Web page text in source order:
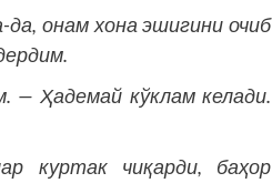
да, онам хона эшигини очиб
— Ҳадемай кўклам келади.
куртак чиқарди, баҳор